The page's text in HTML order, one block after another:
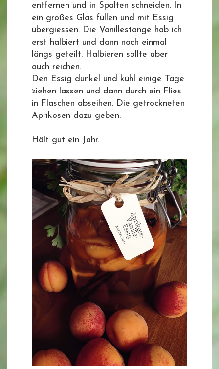
entfernen und in Spalten schneiden. In
ein großes Glas füllen und mit Essig
übergiessen. Die Vanillestange hab ich
erst halbiert und dann noch einmal
längs geteilt. Halbieren sollte aber
auch reichen.
Den Essig dunkel und kühl einige Tage
ziehen lassen und dann durch ein Flies
in Flaschen abseihen. Die getrockneten
Aprikosen dazu geben.
Hält gut ein Jahr.